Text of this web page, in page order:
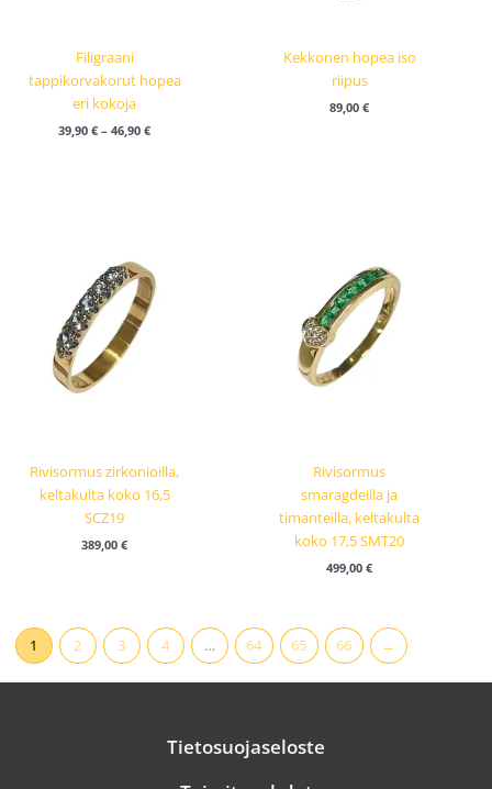
Filigraani
tappikorvakorut hopea
eri kokoja
39,90 € – 46,90 €
Kekkonen hopea iso
riipus
89,00 €
Rivisormus zirkonioilla,
keltakulta koko 16,5
SCZ19
389,00 €
Rivisormus
smaragdeilla ja
timanteilla, keltakulta
koko 17,5 SMT20
499,00 €
1 2 3 4 … 64 65 66 →
Tietosuojaseloste